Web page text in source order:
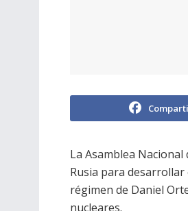
La Asamblea
Rusia para desarrollar
régimen de Daniel
nucleares.